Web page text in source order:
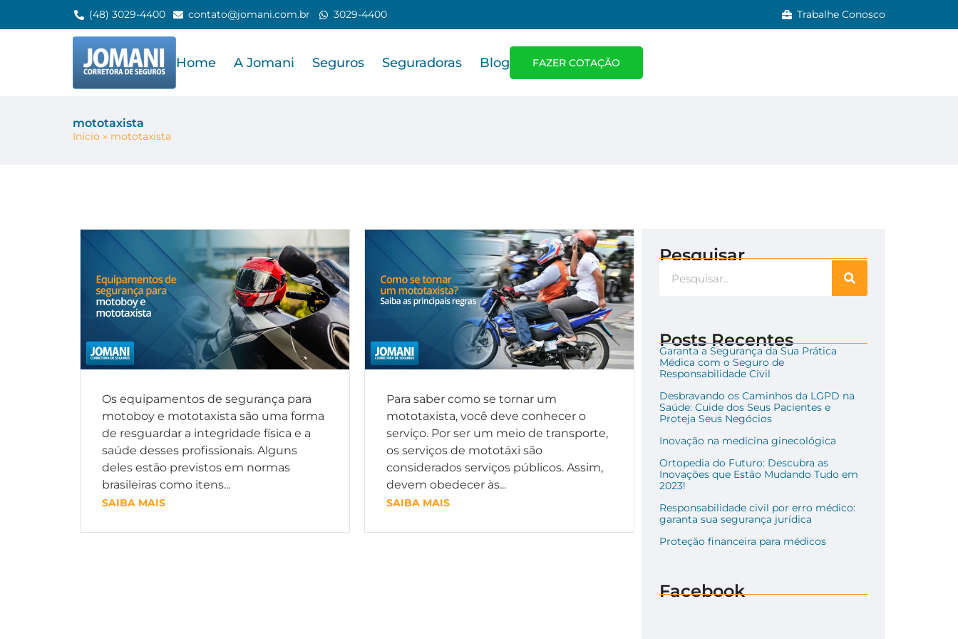
(48) 3029-4400 contato@jomani.com.br 3029-4400 Trabalhe Conosco
Home A Jomani Seguros Seguradoras Blog FAZER COTAÇÃO
mototaxista
Início » mototaxista
Os equipamentos de segurança para
motoboy e mototaxista são uma forma
de resguardar a integridade física e a
saúde desses profissionais. Alguns
deles estão previstos em normas
brasileiras como itens...
SAIBA MAIS
Para saber como se tornar um
mototaxista, você deve conhecer o
serviço. Por ser um meio de transporte,
os serviços de mototáxi são
considerados serviços públicos. Assim,
devem obedecer às...
SAIBA MAIS
Pesquisar
Posts Recentes
Garanta a Segurança da Sua Prática
Médica com o Seguro de
Responsabilidade Civil
Desbravando os Caminhos da LGPD na
Saúde: Cuide dos Seus Pacientes e
Proteja Seus Negócios
Inovação na medicina ginecológica
Ortopedia do Futuro: Descubra as
Inovações que Estão Mudando Tudo em
2023!
Responsabilidade civil por erro médico:
garanta sua segurança jurídica
Proteção financeira para médicos
Facebook